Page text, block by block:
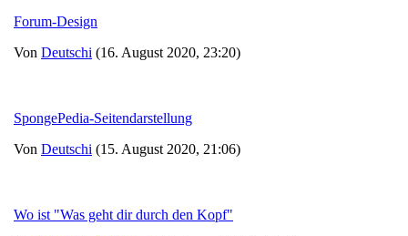
Forum-Design
Von Deutschi (16. August 2020, 23:20)
SpongePedia-Seitendarstellung
Von Deutschi (15. August 2020, 21:06)
Wo ist "Was geht dir durch den Kopf"